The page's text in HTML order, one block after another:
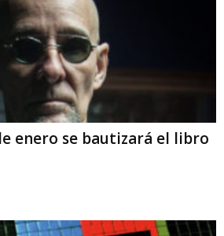
enero se bautizará el libro